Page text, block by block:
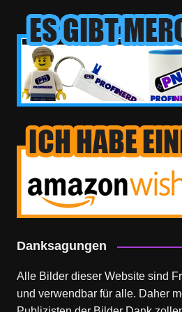
Danksagungen
Alle Bilder dieser Website sind
und verwendbar für alle. Daher